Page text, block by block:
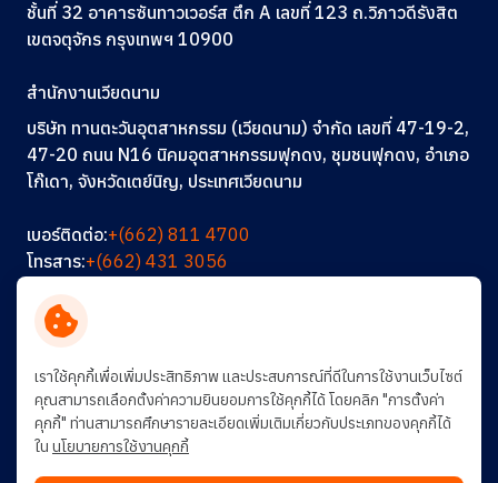
ชั้นที่ 32 อาคารซันทาวเวอร์ส ตึก A เลขที่ 123 ถ.วิภาวดีรังสิต
เขตจตุจักร กรุงเทพฯ 10900
สำนักงานเวียดนาม
บริษัท ทานตะวันอุตสาหกรรม (เวียดนาม) จำกัด เลขที่ 47-19-2,
47-20 ถนน N16 นิคมอุตสาหกรรมฟุกดง, ชุมชนฟุกดง, อำเภอ
โก๊เดา, จังหวัดเตย์นิญ, ประเทศเวียดนาม
เบอร์ติดต่อ:+(662) 811 4700
โทรสาร:+(662) 431 3056
ติดต่อเรา
ร่วมงานกับเรา
การพัฒนาอย่างยั่งยืน
เราใช้คุกกี้เพื่อเพิ่มประสิทธิภาพ และประสบการณ์ที่ดีในการใช้งานเว็บไซต์
คุณสามารถเลือกตั้งค่าความยินยอมการใช้คุกกี้ได้ โดยคลิก "การตั้งค่า
คุกกี้" ท่านสามารถศึกษารายละเอียดเพิ่มเติมเกี่ยวกับประเภทของคุกกี้ได้
ใน นโยบายการใช้งานคุกกี้